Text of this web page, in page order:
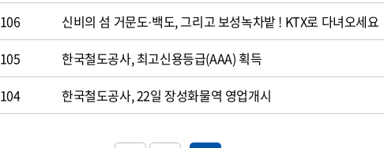
106 신비의 섬 거문도·백도, 그리고 보성녹차밭 ! KTX로 다녀오세요
105
한국철도공사, 최고신용등급(AAA) 획득
104
한국철도공사, 22일 장성화물역 영업개시